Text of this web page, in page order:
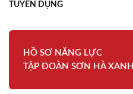
TUYỂN DỤNG
HỒ SƠ NĂNG LỰC
TẬP ĐOÀN SƠN HÀ XANH